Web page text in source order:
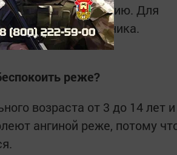
выздоровлению. Для
кишечника.
реже?
возраста от 3 до 14 лет и
ангиной реже, потому